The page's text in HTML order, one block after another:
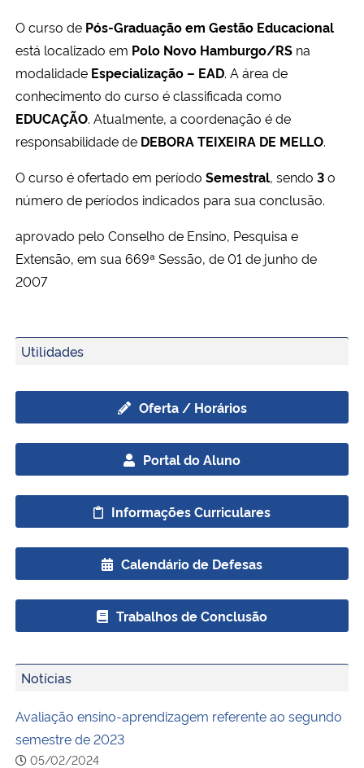
Ministério da Saúde
Ministério de Minas e Energia
Ministério da Ciência, Tecnologia, Inovações e Comunicações
Ministério do Meio Ambiente
Ministério do Turismo
Ministério da Mulher, da Família e dos Direitos Humanos
Secretaria de Governo
Advocacia-Geral da União
Banco Central do Brasil
O curso de Pós-Graduação em Gestão Educacional
está localizado em Polo Novo Hamburgo/RS na
modalidade Especialização – EAD. A área de
conhecimento do curso é classificada como
EDUCAÇÃO. Atualmente, a coordenação é de
responsabilidade de DEBORA TEIXEIRA DE MELLO.
O curso é ofertado em período Semestral, sendo 3o
número de períodos indicados para sua conclusão.
aprovado pelo Conselho de Ensino, Pesquisa e
Extensão, em sua 669ª Sessão, de 01 de junho de
2007
Utilidades
Oferta / Horários
Portal do Aluno
Informações Curriculares
Calendário de Defesas
Trabalhos de Conclusão
Notícias
Avaliação ensino-aprendizagem referente ao segundo
semestre de 2023
05/02/2024